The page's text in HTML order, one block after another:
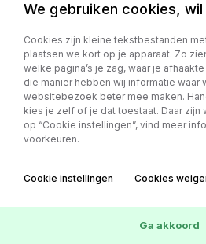
We gebruiken cookies, wil
Cookies zijn kleine tekstbestanden
plaatsen we kort op je apparaat. Zo
welke pagina’s je zag, waar je
die manier hebben wij informatie waar
websitebezoek beter mee maken.
kies je zelf of je dat toestaat. Daar zijn
op “Cookie instellingen”, vind meer
voorkeuren.
Cookie instellingen Cookies
Ga akkoord